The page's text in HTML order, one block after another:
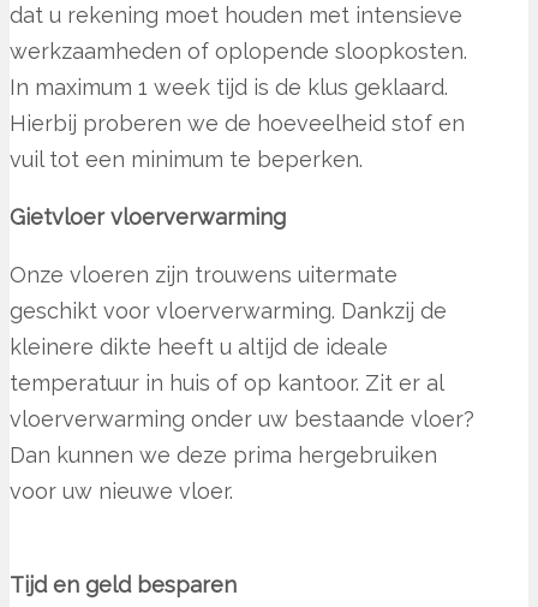
dat u rekening moet houden met intensieve
werkzaamheden of oplopende sloopkosten.
In maximum 1 week tijd is de klus geklaard.
Hierbij proberen we de hoeveelheid stof en
vuil tot een minimum te beperken.
Gietvloer vloerverwarming
Onze vloeren zijn trouwens uitermate
geschikt voor vloerverwarming. Dankzij de
kleinere dikte heeft u altijd de ideale
temperatuur in huis of op kantoor. Zit er al
vloerverwarming onder uw bestaande vloer?
Dan kunnen we deze prima hergebruiken
voor uw nieuwe vloer.
Tijd en geld besparen